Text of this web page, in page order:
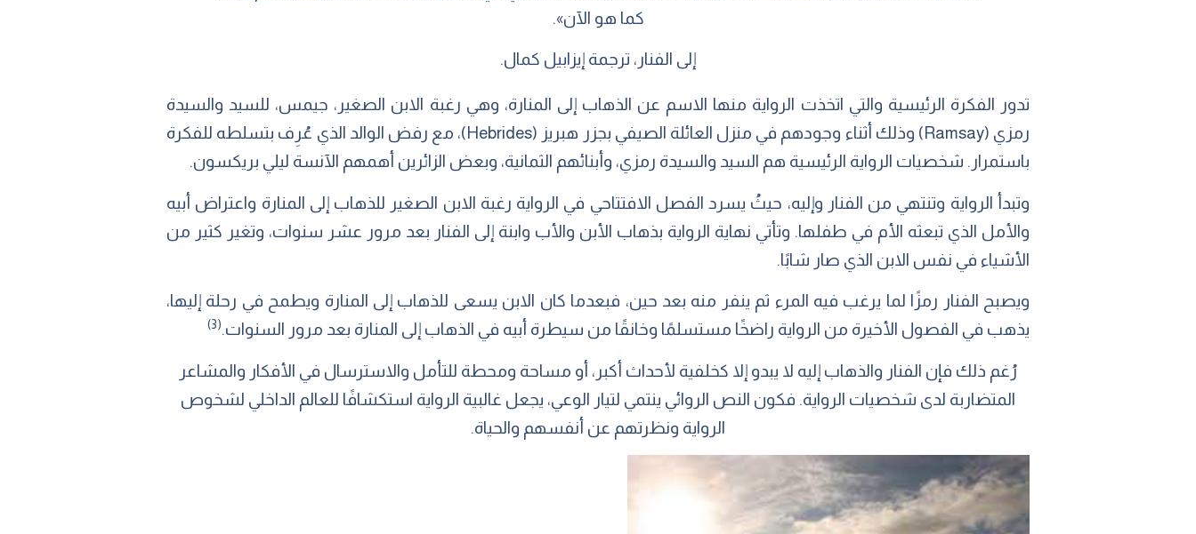
كما هو الآن».
إلى الفنار، ترجمة إيزابيل كمال.
تدور الفكرة الرئيسية والتي اتخذت الرواية منها الاسم عن الذهاب إلى المنارة، وهي رغبة الابن الصغير، جيمس، للسيد والسيدة
رمزي (Ramsay) وذلك أثناء وجودهم في منزل العائلة الصيفي بجزر هبريز (Hebrides)، مع رفض الوالد الذي عُرِف بتسلطه للفكرة
باستمرار. شخصيات الرواية الرئيسية هم السيد والسيدة رمزي، وأبنائهم الثمانية، وبعض الزائرين أهمهم الآنسة ليلي بريكسون.
وتبدأ الرواية وتنتهي من الفنار وإليه، حيثُ يسرد الفصل الافتتاحي في الرواية رغبة الابن الصغير للذهاب إلى المنارة واعتراض أبيه
والأمل الذي تبعثه الأم في طفلها. وتأتي نهاية الرواية بذهاب الأبن والأب وابنة إلى الفنار بعد مرور عشر سنوات، وتغير كثير من
الأشياء في نفس الابن الذي صار شابًا.
ويصبح الفنار رمزًا لما يرغب فيه المرء ثم ينفر منه بعد حين، فبعدما كان الابن يسعى للذهاب إلى المنارة ويطمح في رحلة إليها،
يذهب في الفصول الأخيرة من الرواية راضخًا مستسلمًا وخانقًا من سيطرة أبيه في الذهاب إلى المنارة بعد مرور السنوات.(3)
رُغم ذلك فإن الفنار والذهاب إليه لا يبدو إلا كخلفية لأحداث أكبر، أو مساحة ومحطة للتأمل والاسترسال في الأفكار والمشاعر
المتضاربة لدى شخصيات الرواية. فكون النص الروائي ينتمي لتيار الوعي، يجعل غالبية الرواية استكشافًا للعالم الداخلي لشخوص
الرواية ونظرتهم عن أنفسهم والحياة.